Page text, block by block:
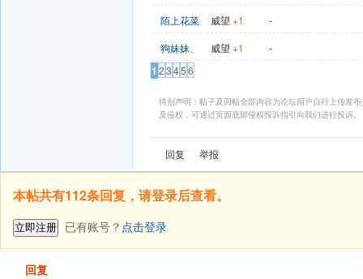
陌上花菜 威望 +1
-
狗妹妹、
威望 +1 -
1 23456
特别声明：帖子及回帖全部内容为论坛用户自行上传发
及侵权，可通过页面底部侵权投诉指引向我们进行投诉。
回复 举报
本帖共有112条回复，请登录后查看。
立即注册 已有账号？ 点击登录
回复